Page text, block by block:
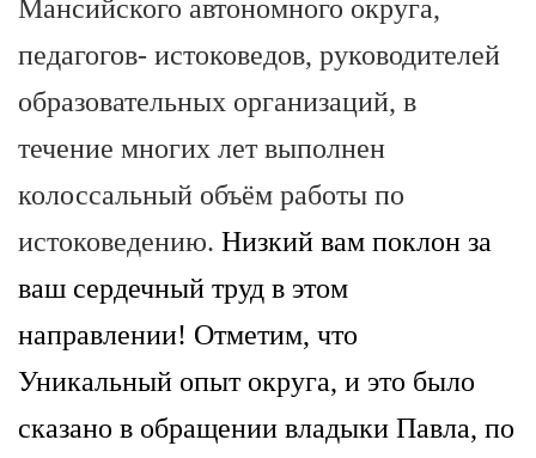
Мансийского автономного округа,
педагогов- истоковедов, руководителей
образовательных организаций, в
течение многих лет выполнен
колоссальный объём работы по
истоковедению. Низкий вам поклон за
ваш сердечный труд в этом
направлении! Отметим, что
Уникальный опыт округа, и это было
сказано в обращении владыки Павла, по